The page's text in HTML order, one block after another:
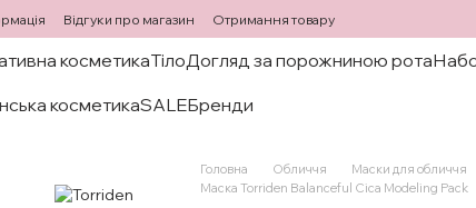
Відгуки про магазин Отримання товару
косметикаТілоДогляд за порожниною рота
косметикаSALEБренди
Головна Обличчя Маски для обличчя
Маска Torriden Balanceful Cica Modeling Pack